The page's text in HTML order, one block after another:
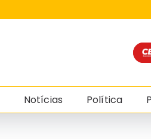
Notícias Política